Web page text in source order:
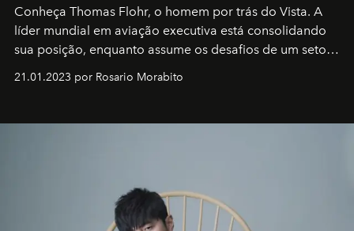
Conheça Thomas Flohr, o homem por trás do Vista. A
líder mundial em aviação executiva está consolidando
sua posição, enquanto assume os desafios de um setor
em rápida evolução e redefinindo o conceito de luxo
21.01.2023 por Rosario Morabito